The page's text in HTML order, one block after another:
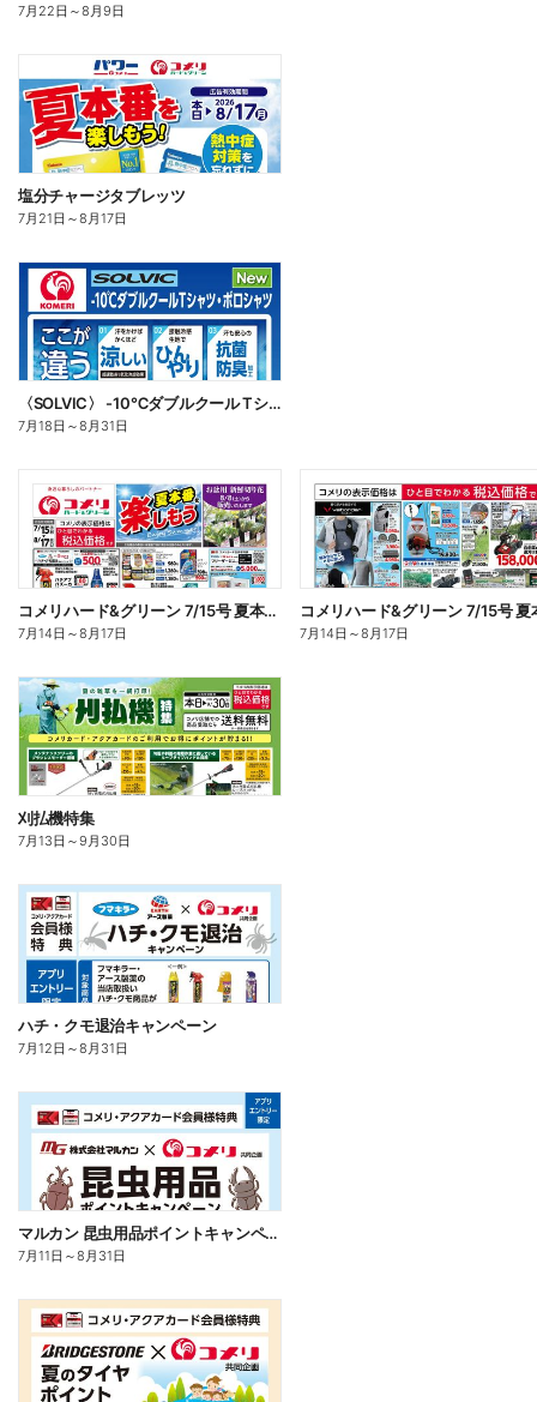
7月22日 ～8月9日
塩分チャージタブレッツ
7月21日 ～8月17日
〈SOLVIC〉 -10℃ダブルクール Tシャツ・ポロシャツ
7月18日 ～8月31日
コメリハード&グリーン 7/15号 夏本番を楽しもう オモテ
7月14日 ～8月17日 7月14日 ～8月17日
刈払機特集
7月13日 ～9月30日
ハチ・クモ退治キャンペーン
7月12日 ～8月31日
マルカン 昆虫用品ポイントキャンペーン
7月11日 ～8月31日